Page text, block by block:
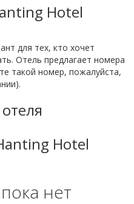
Hotel
для тех, кто хочет
Отель предлагает номера
такой номер, пожалуйста,
Hotel
нет